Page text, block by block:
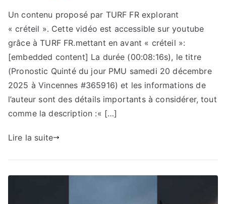
Un contenu proposé par TURF FR explorant
« créteil ». Cette vidéo est accessible sur youtube
grâce à TURF FR.mettant en avant « créteil »:
[embedded content] La durée (00:08:16s), le titre
(Pronostic Quinté du jour PMU samedi 20 décembre
2025 à Vincennes #365916) et les informations de
l’auteur sont des détails importants à considérer, tout
comme la description :« […]
Lire la suite